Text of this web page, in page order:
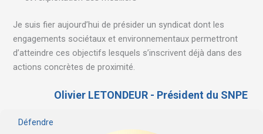
Je suis fier aujourd’hui de présider un syndicat dont les
engagements sociétaux et environnementaux permettront
d’atteindre ces objectifs lesquels s’inscrivent déjà dans des
actions concrètes de proximité.
Olivier LETONDEUR - Président du SNPE
Défendre